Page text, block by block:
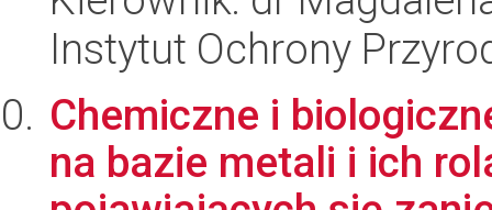
Instytut Ochrony
Chemiczne i
na bazie metali i ich